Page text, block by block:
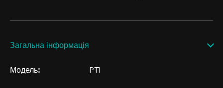
Загальна інформація
Модель: PT1